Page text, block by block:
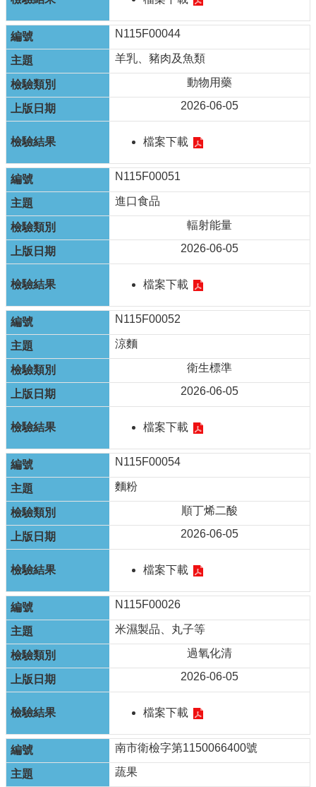
N115F00044
羊乳、豬肉及魚類
動物用藥
2026-06-05
檔案下載
N115F00051
進口食品
輻射能量
2026-06-05
檔案下載
N115F00052
涼麵
衛生標準
2026-06-05
檔案下載
N115F00054
麵粉
順丁烯二酸
2026-06-05
檔案下載
N115F00026
米濕製品、丸子等
過氧化清
2026-06-05
檔案下載
南市衛檢字第1150066400號
蔬果